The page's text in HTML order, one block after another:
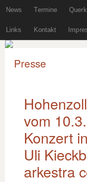
News Termine
Links Kontakt
Presse
vom
Konzert
Uli
arkestra